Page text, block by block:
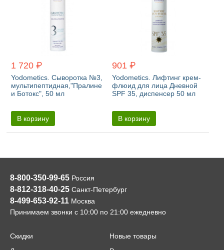
1 720 ₽
Yodometics. Сыворотка №3,
мультипептидная,"Пралине
и Ботокс", 50 мл
В корзину
901 ₽
Yodometics. Лифтинг крем-
флюид для лица Дневной
SPF 35, диспенсер 50 мл
В корзину
8-800-350-99-65 Россия
8-812-318-40-25 Санкт-Петербург
8-499-653-92-11 Москва
Принимаем звонки с 10:00 по 21:00 ежедневно
Скидки
Новые товары